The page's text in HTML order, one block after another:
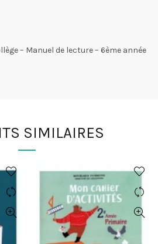
– Manuel de lecture – 6ème année
SIMILAIRES